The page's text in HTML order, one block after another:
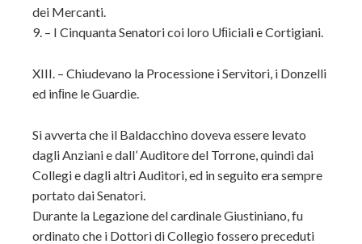
dei Mercanti.
9. – I Cinquanta Senatori coi loro Uﬁiciali e Cortigiani.
XIII. – Chiudevano la Processione i Servitori, i Donzelli
ed inﬁne le Guardie.
Si avverta che il Baldacchino doveva essere levato
dagli Anziani e dall’ Auditore del Torrone, quindi dai
Collegi e dagli altri Auditori, ed in seguito era sempre
portato dai Senatori.
Durante la Legazione del cardinale Giustiniano, fu
ordinato che i Dottori di Collegio fossero preceduti